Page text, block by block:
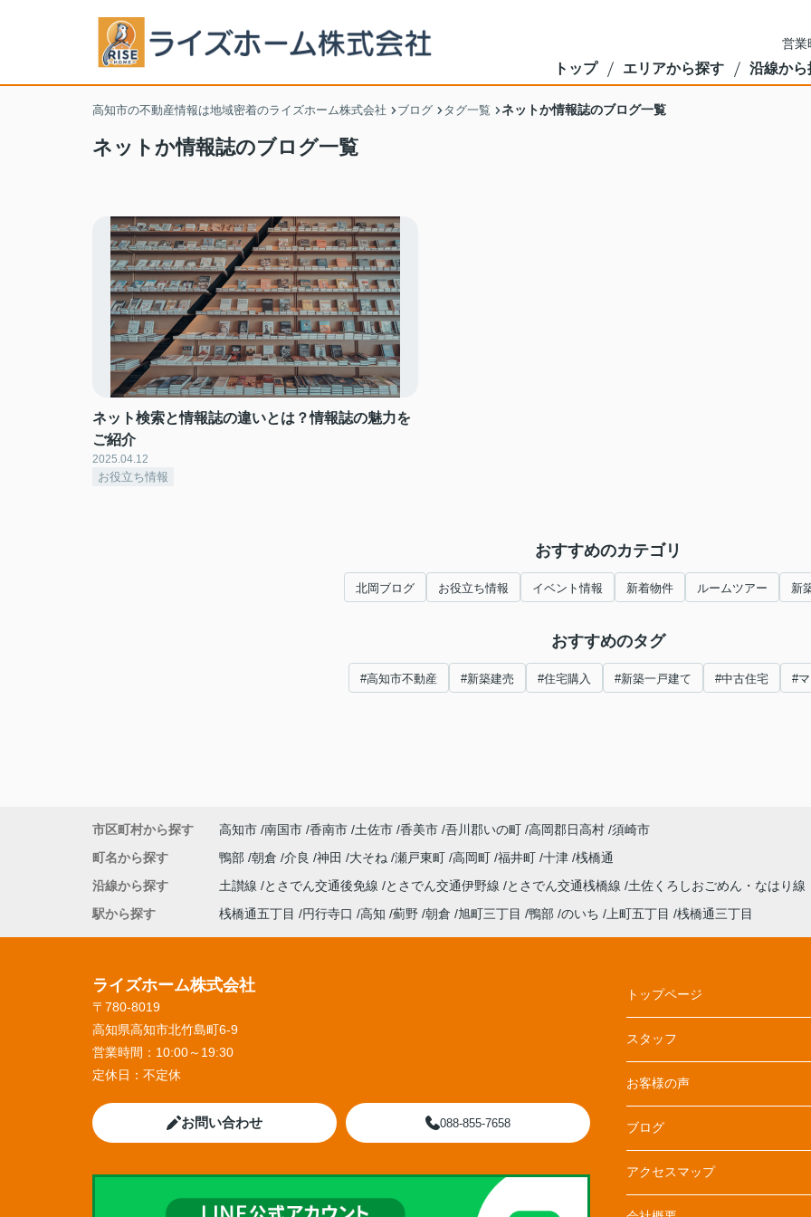
営
トップ エリアから探す 沿線から
高知市の不動産情報は地域密着のライズホーム株式会社 ブログ タグ一覧 ネットか情報誌のブログ一覧
ネットか情報誌のブログ一覧
ネット検索と情報誌の違いとは？情報誌の魅力を
ご紹介
2025.04.12
お役立ち情報
おすすめのカテゴリ
北岡ブログ お役立ち情報 イベント情報 新着物件 ルームツアー 新
おすすめのタグ
#高知市不動産 #新築建売 #住宅購入 #新築一戸建て #中古住宅 #
市区町村から探す 高知市 南国市 香南市 土佐市 香美市 吾川郡いの町 高岡郡日高村 須崎市
町名から探す
鴨部 朝倉 介良 神田 大そね 瀬戸東町 高岡町 福井町 十津 桟橋通
沿線から探す
土讃線 とさでん交通後免線 とさでん交通伊野線 とさでん交通桟橋線
土佐くろしおごめん・なはり線
駅から探す
桟橋通五丁目 円行寺口 高知 薊野 朝倉 旭町三丁目 鴨部 のいち 上町五丁目 桟橋通三丁目
ライズホーム株式会社
〒780-8019
高知県高知市北竹島町6-9
営業時間： 10:00～19:30
定休日： 不定休
お問い合わせ 088-855-7658
トップページ
スタッフ
お客様の声
ブログ
アクセスマップ